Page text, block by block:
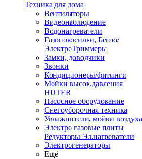
Техника для дома
Вентиляторы
Видеонаблюдение
Водонагреватели
Газонокосилки, Бензо/
ЭлектроТриммеры
Замки, доводчики
Звонки
Кондиционеры/фитинги
Мойки высок.давления
HUTER
Насосное оборудование
Снегоуборочная техника
Увлажнители, мойки воздуха
Электро газовые плиты
Редукторы Эл.нагреватели
Электрогенераторы
Ещё